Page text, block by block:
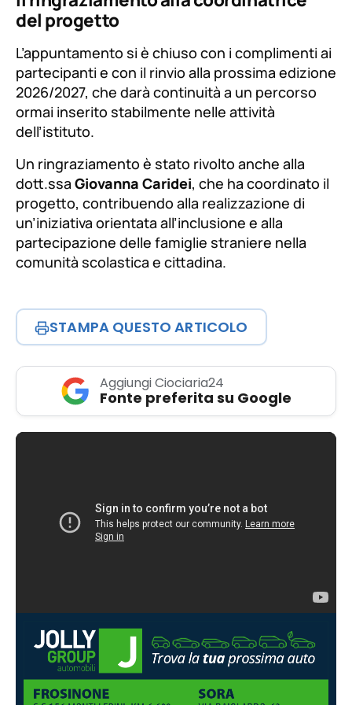
del progetto
L’appuntamento si è chiuso con i complimenti ai
partecipanti e con il rinvio alla prossima edizione
2026/2027, che darà continuità a un percorso
ormai inserito stabilmente nelle attività
dell’istituto.
Un ringraziamento è stato rivolto anche alla
dott.ssa Giovanna Caridei, che ha coordinato il
progetto, contribuendo alla realizzazione di
un’iniziativa orientata all’inclusione e alla
partecipazione delle famiglie straniere nella
comunità scolastica e cittadina.
STAMPA QUESTO ARTICOLO
Aggiungi Ciociaria24
Fonte preferita su Google